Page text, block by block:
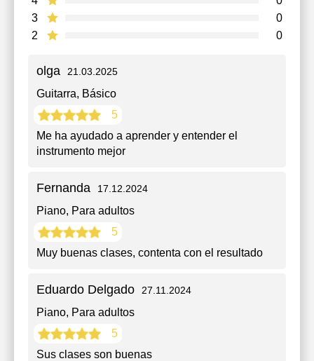
2 0
3 0
olga 21.03.2025
Guitarra, Básico
5
Me ha ayudado a aprender y entender el
instrumento mejor
Fernanda 17.12.2024
Piano, Para adultos
5
Muy buenas clases, contenta con el resultado
Eduardo Delgado 27.11.2024
Piano, Para adultos
5
Sus clases son buenas